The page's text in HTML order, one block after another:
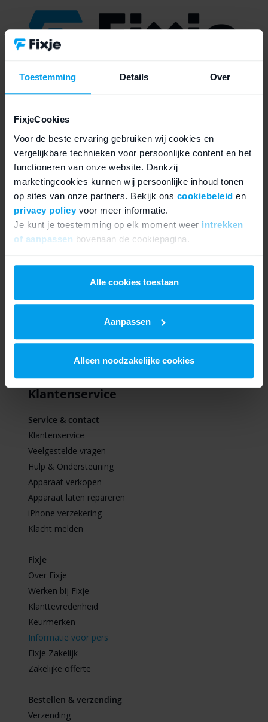
Toestemming Details Over
FixjeCookies
Voor de beste ervaring gebruiken wij cookies en
vergelijkbare technieken voor persoonlijke content en het
functioneren van onze website. Dankzij
marketingcookies kunnen wij persoonlijke inhoud tonen
op sites van onze partners. Bekijk ons cookiebeleid en
privacy policyvoor meer informatie.
Je kunt je toestemming op elk moment weer intrekken
of aanpassen bovenaan de cookiepagina.
We werken samen met21 derdendie uw gegevens
kunnen ontvangen en verwerken.
Alle cookies toestaan
Aanpassen
Alleen noodzakelijke cookies
Klantenservice
Service & contact
Klantenservice
Veelgestelde vragen
Hulp & Ondersteuning
Apparaat verkopen
Apparaat laten repareren
iPhone verzekering
Klacht melden
Fixje
Over Fixje
Werken bij Fixje
Klanttevredenheid
Keurmerken
Informatie voor pers
Fixje Zakelijk
Zakelijke offerte
Bestellen & verzending
Verzending